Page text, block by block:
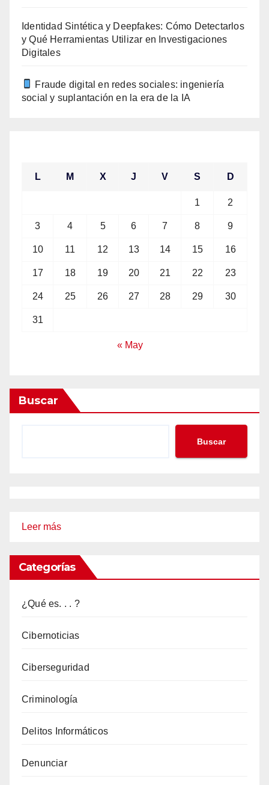
Identidad Sintética y Deepfakes: Cómo Detectarlos
y Qué Herramientas Utilizar en Investigaciones
Digitales
Fraude digital en redes sociales: ingeniería
social y suplantación en la era de la IA
L M X J V S D
1 2
3 4 5 6 7 8 9
10 11 12 13 14 15 16
17 18 19 20 21 22 23
24 25 26 27 28 29 30
31
« May
Buscar
Buscar
Leer más:
Point
Alerta
acerca
la
en
Categorías
¿Qué es. . . ?
Cibernoticias
Ciberseguridad
Criminología
Delitos Informáticos
Denunciar